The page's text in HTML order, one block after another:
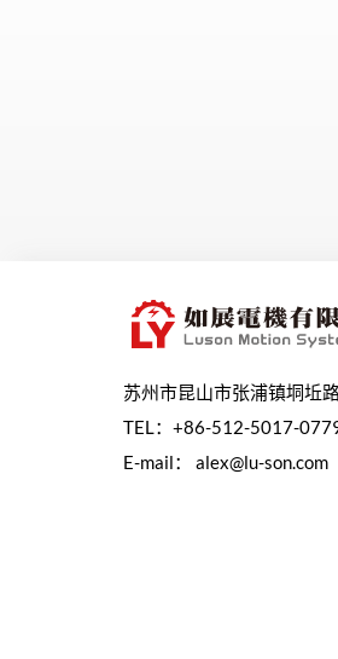
苏州市昆山市张浦镇垌坵
TEL： +86-512-5017-
E-mail： alex@lu-son.com